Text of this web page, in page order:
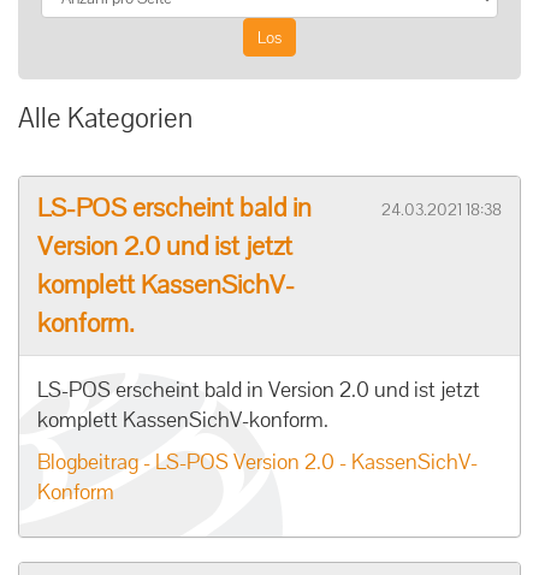
Alle Kategorien
LS-POS erscheint bald in
Version 2.0 und ist jetzt
komplett KassenSichV-
konform.
24.03.2021 18:38
LS-POS erscheint bald in Version 2.0 und ist jetzt
komplett KassenSichV-konform.
Blogbeitrag - LS-POS Version 2.0 - KassenSichV-
Konform